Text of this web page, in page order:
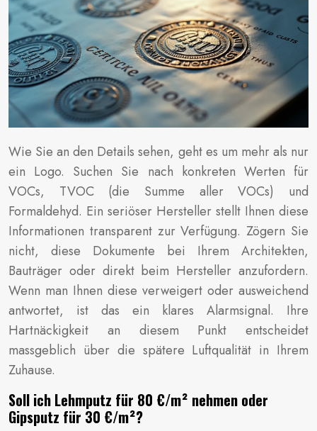
Wie Sie an den Details sehen, geht es um mehr als nur
ein Logo. Suchen Sie nach konkreten Werten für
VOCs, TVOC (die Summe aller VOCs) und
Formaldehyd. Ein seriöser Hersteller stellt Ihnen diese
Informationen transparent zur Verfügung. Zögern Sie
nicht, diese Dokumente bei Ihrem Architekten,
Bauträger oder direkt beim Hersteller anzufordern.
Wenn man Ihnen diese verweigert oder ausweichend
antwortet, ist das ein klares Alarmsignal. Ihre
Hartnäckigkeit an diesem Punkt entscheidet
massgeblich über die spätere Luftqualität in Ihrem
Zuhause.
Soll ich Lehmputz für 80 €/m² nehmen oder
Gipsputz für 30 €/m²?